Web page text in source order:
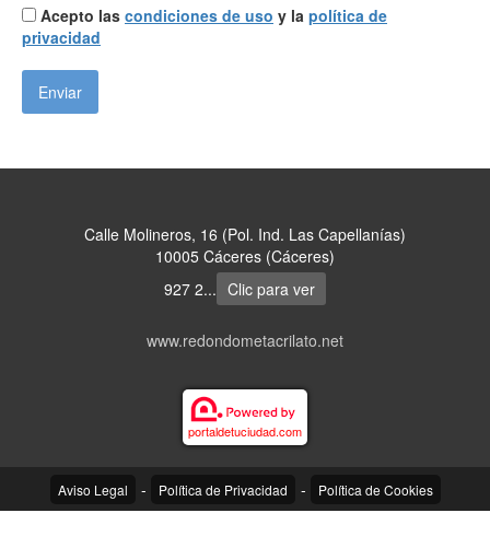
Acepto las condiciones de uso y la política de
privacidad
Calle Molineros, 16 (Pol. Ind. Las Capellanías)
10005 Cáceres (Cáceres)
927 2... Clic para ver
www.redondometacrilato.net
portaldetuciudad.com
Aviso Legal - Política de Privacidad - Política de Cookies